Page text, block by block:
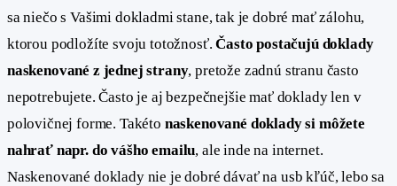
sa niečo s Vašimi dokladmi stane, tak je dobré mať zálohu,
ktorou podložíte svoju totožnosť.Často postačujú doklady
naskenované z jednej strany, pretože zadnú stranu často
nepotrebujete. Často je aj bezpečnejšie mať doklady len v
polovičnej forme. Takéto naskenované doklady si môžete
nahrať napr. do vášho emailu, ale inde na internet.
Naskenované doklady nie je dobré dávať na usb kľúč, lebo sa